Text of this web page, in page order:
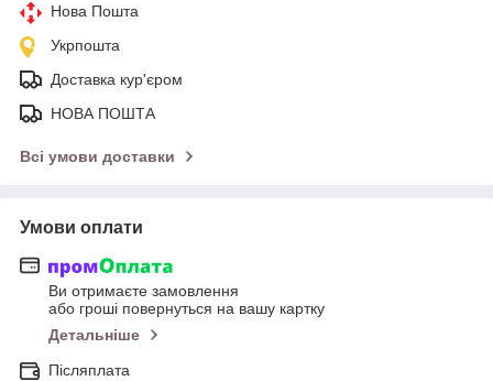
Нова Пошта
Укрпошта
Доставка кур'єром
НОВА ПОШТА
Всі умови доставки
Умови оплати
Ви отримаєте замовлення
або гроші повернуться на вашу картку
Детальніше
Післяплата